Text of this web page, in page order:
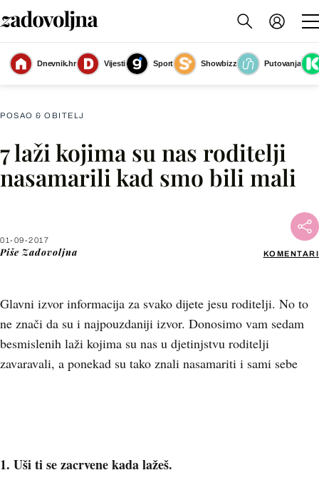
Dnevnik.hr Vijesti Sport Showbizz
Putovanja
Slika nije dostupna
POSAO & OBITELJ
7 laži kojima su nas roditelji
nasamarili kad smo bili mali
01-09-2017
Piše Zadovoljna KOMENTARI
Glavni izvor informacija za svako dijete jesu roditelji. No to
ne znači da su i najpouzdaniji izvor. Donosimo vam sedam
besmislenih laži kojima su nas u djetinjstvu roditelji
zavaravali, a ponekad su tako znali nasamariti i sami sebe
Facebook
1. Uši ti se zacrvene kada lažeš.